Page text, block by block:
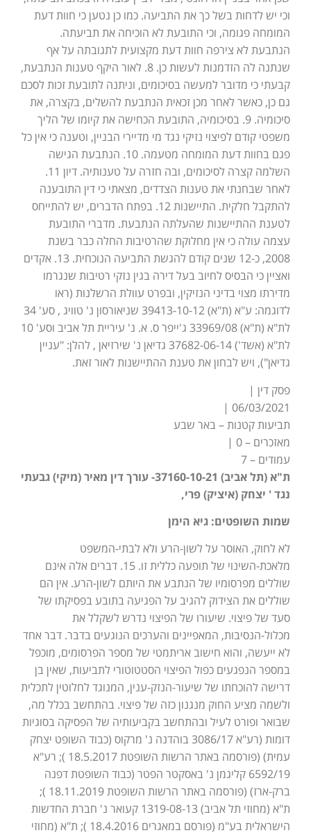
וכי יש לדחות בשל כך את התביעה. כמו כן נטען כי חוות דעת
המומחה פגומה, וכי התובעת לא הוכיחה את תביעתה.
הנתבעת לא צירפה חוות דעת מקצועית לתגובתה על אף
שנתנה לה הזדמנות לעשות כן. 8. לאור היקף טענות הנתבעת,
קבעתי כי מדובר למעשה בסיכומים, וניתנה לתובעת זכות לסכם
גם כן, כאשר לאחר מכן זכאית הנתבעת להשלים, בקצרה, את
סיכומיה. 9. בסיכומיה, התובעת הכחישה את קיומו של הליך
משפטי קודם לפיצוי נזיקי נגד מי מדיירי הבניין, וטענה כי אין כל
פגם בחוות דעת המומחה מטעמה. 10. הנתבעת הגישה
השלמה קצרה לסיכומים, ובה חזרה על טענותיה. דיון 11.
לאחר שבחנתי את טענות הצדדים, מצאתי כי דין התובענה
להתקבל חלקית. התיישנות 12. בפתח הדברים, יש להתייחס
לטענת ההתיישנות שהעלתה הנתבעת. מדברי התובעת
עצמה עולה כי אין מחלוקת שהרטיבות החלה כבר בשנת
2008, כ-12 שנים קודם להגשת התביעה הנוכחית. 13. אקדים
ואציין כי הבסיס לחיוב בעל דירה בגין נזקי רטיבות שנגרמו
מדירתו מצוי בדיני הנזיקין, ובפרט עוולת הרשלנות (ראו
לדוגמה: ע"א (ת"א) 39413-10-12 שניאורסון נ' טוויג , סע' 34
לת"א (ת"א) 33969/08 ג'ייפר ס. א. נ' עיריית תל אביב וסע' 10
לת"א (אשד') 37682-06-14 גדיאן נ' שירזיאן , להלן: "עניין
גדיאן"), ויש לבחון את טענת ההתיישנות לאור זאת.
פסק דין |
06/03/2021 |
תביעות קטנות – באר שבע
מאזכרים – 0 |
עמודים – 7
ת"א (תל אביב) 37160-10-21- עורך דין מאיר (מיקי) גבעתי
נגד ' יצחק (איציק) פרי,
שמות השופטים: גיא הימן
לא לחוק, האוסר על לשון-הרע ולא לבתי-המשפט
מלאכת-השינוי של תופעה כללית זו. 15. דברים אלה אינם
שוללים מפרסומיו של הנתבע את היותם לשון-הרע. אין הם
שוללים את הצידוק להגיב על הפגיעה בתובע בפסיקתו של
סעד של פיצוי. שיעורו של הפיצוי נדרש לשקלל את
מכלול-הנסיבות, המאפיינים והערכים הנוגעים בדבר. דבר אחד
לא ייעשה, והוא חישוב אריתמטי של מספר הפרסומים, מוכפל
במספר הנפגעים כפול הפיצוי הסטטוטורי לתביעות, שאין בן
דרישה להוכחתו של שיעור-הנזק-ענין, המנוגד לחלוטין לתכלית
ולשמה מציע החוק מנגנון כזה של פיצוי. בהתחשב בכלל מה,
שבואר ופורט לעיל ובהתחשב בקביעותיה של הפסיקה בסוגיות
דומות (רע"א 3086/17 בוהדנה נ' מרקוס (כבוד השופט יצחק
עמית) (פורסמה באתר הרשות השופטת 18.5.2017 ); רע"א
6592/19 קליגמן נ' באסקטר הפטר (כבוד השופטת דפנה
ברק-ארז) (פורסמה באתר הרשות השופטת 18.11.2019 );
ת"א (מחוזי תל אביב) 1319-08-13 קעואר נ' חברת החדשות
הישראלית בע"מ (פורסם במאגרים 18.4.2016 ); ת"א (מחוזי